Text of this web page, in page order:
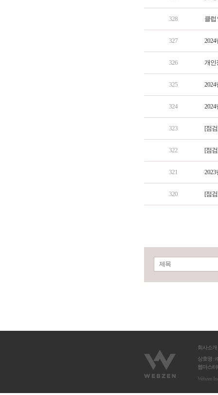
328 클럽
327 2024
326 개인
325 2024
324 2024
323 [점
322 [점
321 2023
320 [점
제목
회사소개
상호명 :
웹마스
Webzen